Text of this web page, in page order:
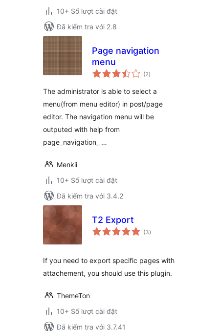
10+ Số lượt cài đặt
Đã kiểm tra với 2.8
Page navigation
menu
(2tổng
đánh
)
The administrator is able to select a
menu(from menu editor) in post/page
editor. The navigation menu will be
outputed with help from
page_navigation_ …
Menkii
10+ Số lượt cài đặt
Đã kiểm tra với 3.4.2
T2 Export
(3tổng
đánh
)
If you need to export specific pages with
attachement, you should use this plugin.
ThemeTon
10+ Số lượt cài đặt
Đã kiểm tra với 3.7.41